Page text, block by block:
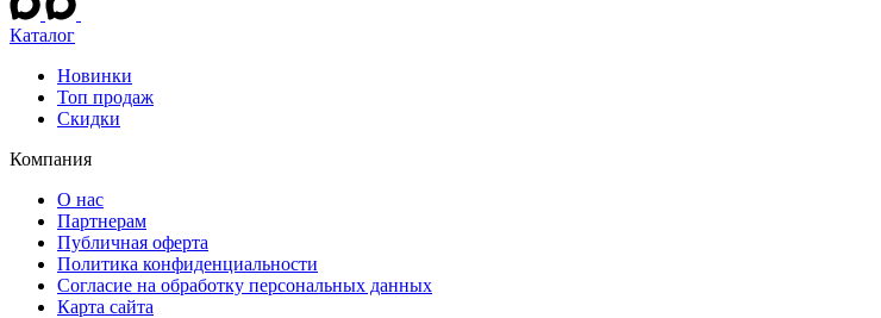
Каталог
Новинки
Топ продаж
Скидки
Компания
О нас
Партнерам
Публичная оферта
Политика конфиденциальности
Согласие на обработку персональных данных
Карта сайта